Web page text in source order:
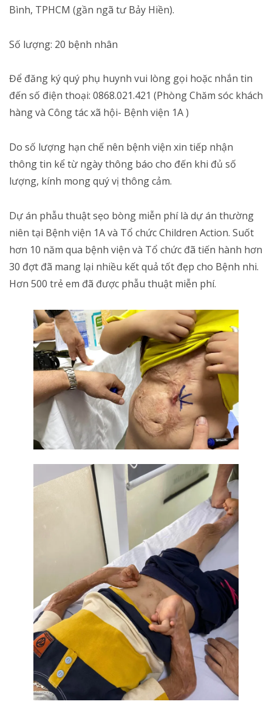
Bình, TPHCM (gần ngã tư Bảy Hiền).
Số lượng: 20 bệnh nhân
Để đăng ký quý phụ huynh vui lòng gọi hoặc nhắn tin
đến số điện thoại: 0868.021.421 (Phòng Chăm sóc khách
hàng và Công tác xã hội- Bệnh viện 1A )
Do số lượng hạn chế nên bệnh viện xin tiếp nhận
thông tin kể từ ngày thông báo cho đến khi đủ số
lượng, kính mong quý vị thông cảm.
Dự án phẫu thuật sẹo bòng miễn phí là dự án thường
niên tại Bệnh viện 1A và Tổ chức Children Action. Suốt
hơn 10 năm qua bệnh viện và Tổ chức đã tiến hành hơn
30 đợt đã mang lại nhiều kết quả tốt đẹp cho Bệnh nhi.
Hơn 500 trẻ em đã được phẫu thuật miễn phí.